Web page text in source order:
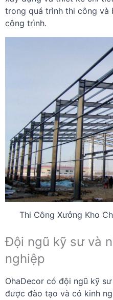
trong quá trình thi công và
công trình.
Thi Công Xưởng Kho
Đội ngũ kỹ sư và
nghiệp
OhaDecor có đội ngũ kỹ
được đào tạo và có kinh